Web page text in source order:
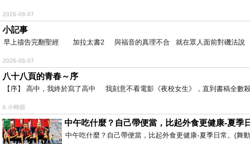
2026-08-07
小記事
早上禱告完翻聖經 加拉太書2 與福音的真理不合 就在眾人面前對磯法說
2026-08-07
八十八頁的青春～序
【序】 高中，我終於寫了高中 我刻意不看電影《夜校女生》，直到書稿全數
6 小時前
中午吃什麼？自己帶便當，比起外食更健康-夏季
中午吃什麼？自己帶便當，比起外食更健康-夏季日常。(舞